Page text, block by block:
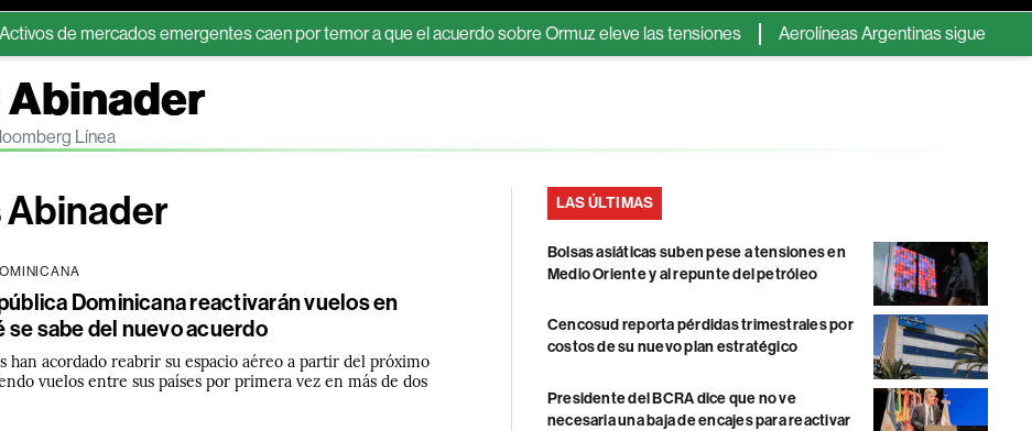
emergentes caen por temor a que el acuerdo sobre Ormuz eleve las tensiones Aerolíneas Argentinas sigue en verde y
Abinader
Línea
Abinader
Dominicana reactivarán vuelos en
se sabe del nuevo acuerdo
han acordado reabrir su espacio aéreo a partir del próximo
vuelos entre sus países por primera vez en más de dos
LAS ÚLTIMAS
Bolsas asiáticas suben pese a tensiones en
Medio Oriente y al repunte del petróleo
Cencosud reporta pérdidas trimestrales por
costos de su nuevo plan estratégico
Presidente del BCRA dice que no ve
necesaria una baja de encajes para reactivar